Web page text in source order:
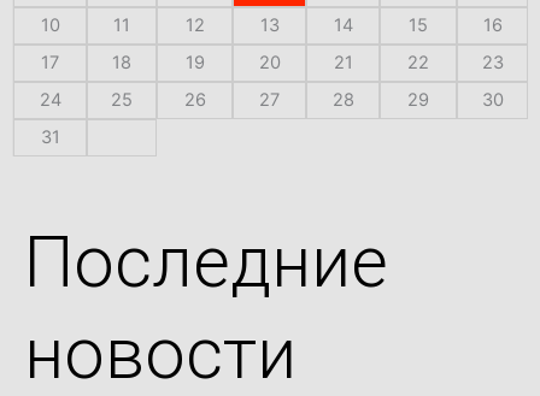
10
11 12 13 14 15
16
17
18 19 20 21 22
23
24
25 26 27 28 29
30
31
Последние
новости